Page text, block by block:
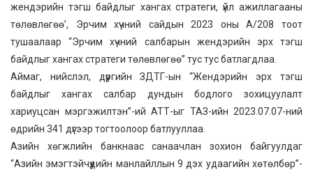
жендэрийн тэгш байдлыг хангах стратеги, үйл ажиллагааны
төлөвлөгөө’, Эрчим хүчний сайдын 2023 оны А/208 тоот
тушаалаар “Эрчим хүчний салбарын жендэрийн эрх тэгш
байдлыг хангах стратеги төлөвлөгөө” тус тус батлагдлаа.
Аймаг, нийслэл, дүүргийн ЗДТГ-ын “Жендэрийн эрх тэгш
байдлыг хангах салбар дундын бодлого зохицуулалт
хариуцсан мэргэжилтэн”-ий АТТ-ыг ТАЗ-ийн 2023.07.07-ний
өдрийн 341 дүгээр тогтоолоор батлууллаа.
Азийн хөгжлийн банкнаас санаачлан зохион байгуулдаг
“Азийн эмэгтэйчүүдийн манлайллын 9 дэх удаагийн хөтөлбөр”-